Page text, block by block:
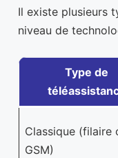
Il existe plusieurs
niveau de
Type de
Classique (filaire
GSM)